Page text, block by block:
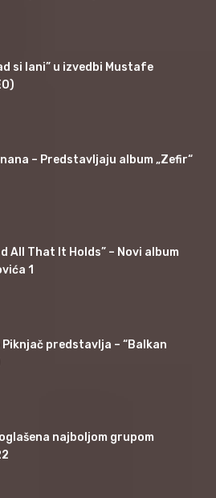
si lani” u izvedbi Mustafe
– Predstavljaju album „Zefir“
All That It Holds” – Novi album
1
Piknjač predstavlja – “Balkan
najboljom grupom